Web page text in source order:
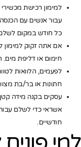
למימון רכישת
עבור אנשים עם
כל חודש במקום
אם אתה זקוק למימון
חימום או דליפת מים.
לפעמים, הלוואות
חתונות או בר/בת
עסקים בקנה מידה
אשראי כדי לשלם
חודשיים.